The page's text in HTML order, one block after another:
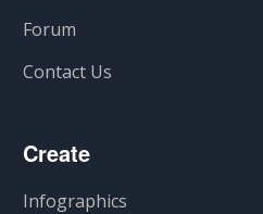
Forum
Contact Us
Create
Infographics